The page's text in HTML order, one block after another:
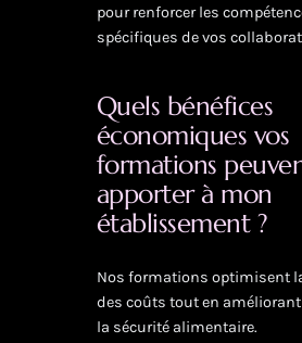
pour renforcer les
spécifiques de vos
Quels bénéfices
économiques vos
formations
apporter à mon
établissement ?
Nos formations optimisent
des coûts tout en
la sécurité alimentaire.